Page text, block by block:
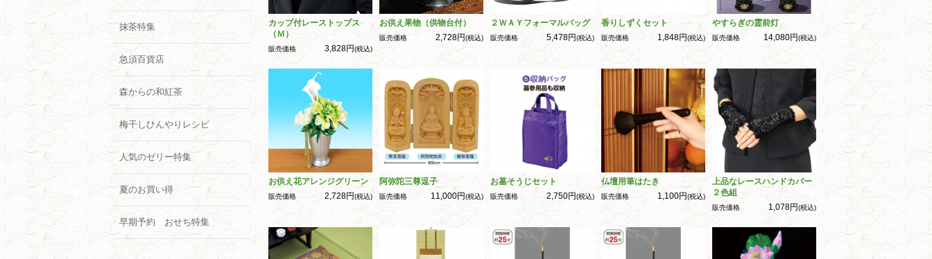
抹茶特集
急須百貨店
森からの和紅茶
梅干しひんやりレシピ
人気のゼリー特集
夏のお買い得
早期予約 おせち特集
カップ付レーストップス
（Ｍ）
販売価格 3,828円(税込)
お供え果物（供物台付）
販売価格 2,728円(税込)
２ＷＡＹフォーマルバッグ
販売価格 5,478円(税込)
香りしずくセット
販売価格 1,848円(税込)
やすらぎの霊前灯
販売価格 14,080円(税込)
お供え花アレンジグリーン
販売価格 2,728円(税込)
阿弥陀三尊逗子
販売価格 11,000円(税込)
お墓そうじセット
販売価格 2,750円(税込)
仏壇用筆はたき
販売価格 1,100円(税込)
上品なレースハンドカバー
２色組
販売価格 1,078円(税込)